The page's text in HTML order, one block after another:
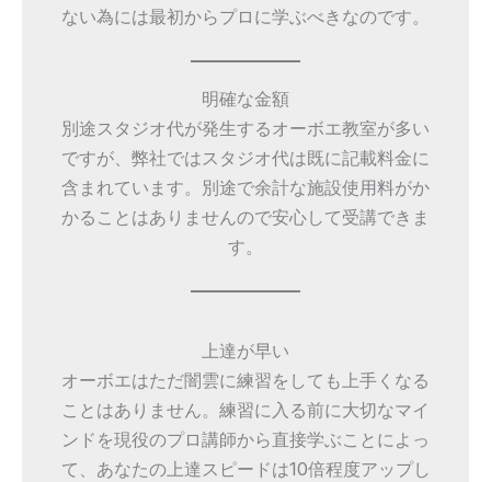
ない為には最初からプロに学ぶべきなのです。
明確な金額
別途スタジオ代が発生するオーボエ教室が多い
ですが、弊社ではスタジオ代は既に記載料金に
含まれています。別途で余計な施設使用料がか
かることはありませんので安心して受講できま
す。
上達が早い
オーボエはただ闇雲に練習をしても上手くなる
ことはありません。練習に入る前に大切なマイ
ンドを現役のプロ講師から直接学ぶことによっ
て、あなたの上達スピードは10倍程度アップし